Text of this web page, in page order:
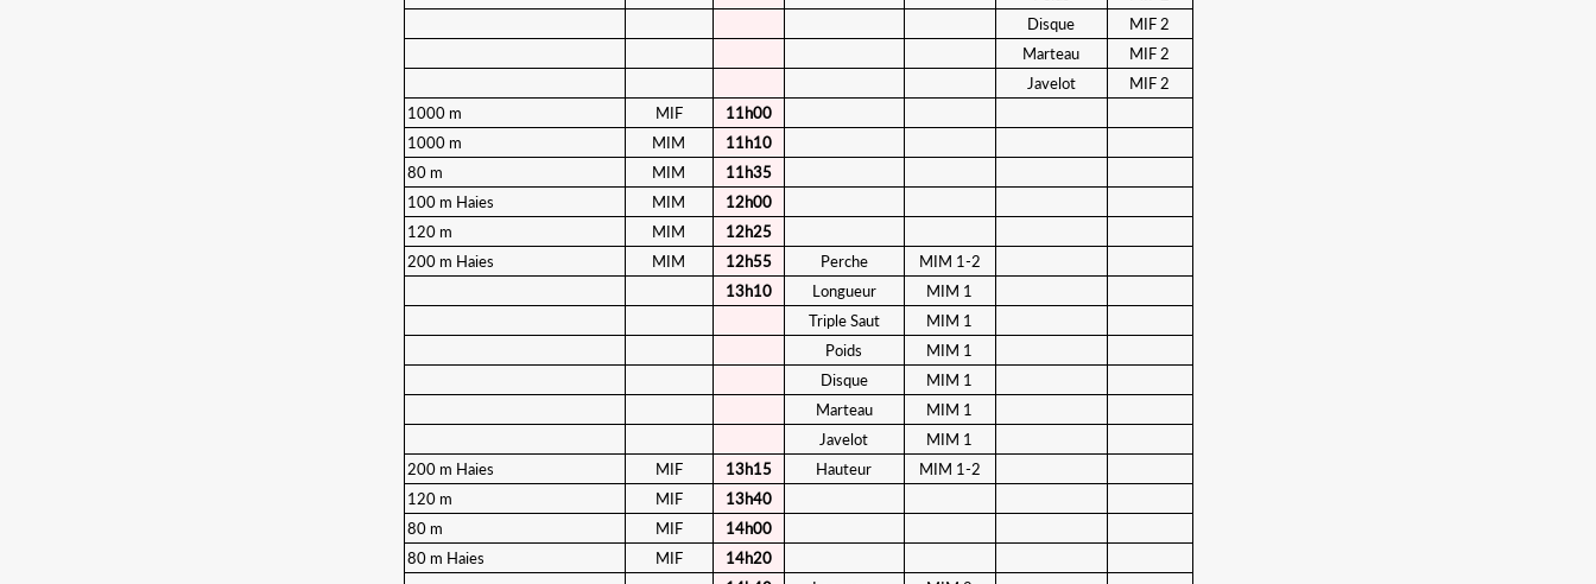
Disque
MIF 2
Marteau
MIF 2
Javelot
MIF 2
1000 m
MIF
11h00
1000 m
MIM
11h10
80 m
MIM
11h35
100 m Haies
MIM
12h00
120 m
MIM
12h25
200 m Haies
MIM 12h55 Perche
MIM 1-2
13h10
Longueur
MIM 1
Triple Saut
MIM 1
Poids
MIM 1
Disque
MIM 1
Marteau
MIM 1
Javelot
MIM 1
200 m Haies
MIF 13h15 Hauteur
MIM 1-2
120 m
MIF
13h40
80 m
MIF
14h00
80 m Haies
MIF
14h20